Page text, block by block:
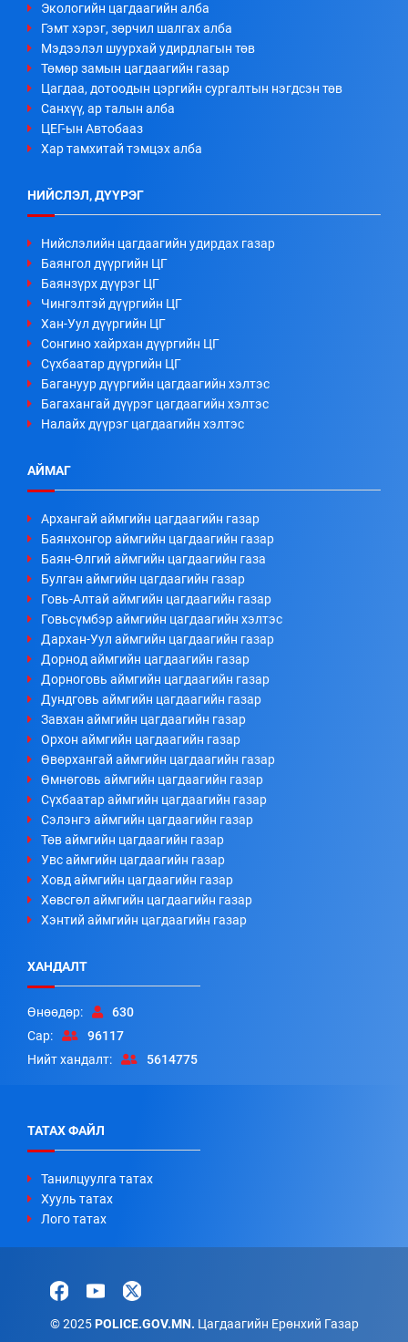
Экологийн цагдаагийн алба
Гэмт хэрэг, зөрчил шалгах алба
Мэдээлэл шуурхай удирдлагын төв
Төмөр замын цагдаагийн газар
Цагдаа, дотоодын цэргийн сургалтын нэгдсэн төв
Санхүү, ар талын алба
ЦЕГ-ын Автобааз
Хар тамхитай тэмцэх алба
НИЙСЛЭЛ, ДҮҮРЭГ
Нийслэлийн цагдаагийн удирдах газар
Баянгол дүүргийн ЦГ
Баянзүрх дүүрэг ЦГ
Чингэлтэй дүүргийн ЦГ
Хан-Уул дүүргийн ЦГ
Сонгино хайрхан дүүргийн ЦГ
Сүхбаатар дүүргийн ЦГ
Багануур дүүргийн цагдаагийн хэлтэс
Багахангай дүүрэг цагдаагийн хэлтэс
Налайх дүүрэг цагдаагийн хэлтэс
АЙМАГ
Архангай аймгийн цагдаагийн газар
Баянхонгор аймгийн цагдаагийн газар
Баян-Өлгий аймгийн цагдаагийн газа
Булган аймгийн цагдаагийн газар
Говь-Алтай аймгийн цагдаагийн газар
Говьсүмбэр аймгийн цагдаагийн хэлтэс
Дархан-Уул аймгийн цагдаагийн газар
Дорнод аймгийн цагдаагийн газар
Дорноговь аймгийн цагдаагийн газар
Дундговь аймгийн цагдаагийн газар
Завхан аймгийн цагдаагийн газар
Орхон аймгийн цагдаагийн газар
Өвөрхангай аймгийн цагдаагийн газар
Өмнөговь аймгийн цагдаагийн газар
Сүхбаатар аймгийн цагдаагийн газар
Сэлэнгэ аймгийн цагдаагийн газар
Төв аймгийн цагдаагийн газар
Увс аймгийн цагдаагийн газар
Ховд аймгийн цагдаагийн газар
Хөвсгөл аймгийн цагдаагийн газар
Хэнтий аймгийн цагдаагийн газар
ХАНДАЛТ
Өнөөдөр:
630
Сар:
96117
Нийт хандалт:
5614775
ТАТАХ ФАЙЛ
Танилцуулга татах
Хууль татах
Лого татах
© 2025POLICE.GOV.MN. Цагдаагийн Ерөнхий Газар